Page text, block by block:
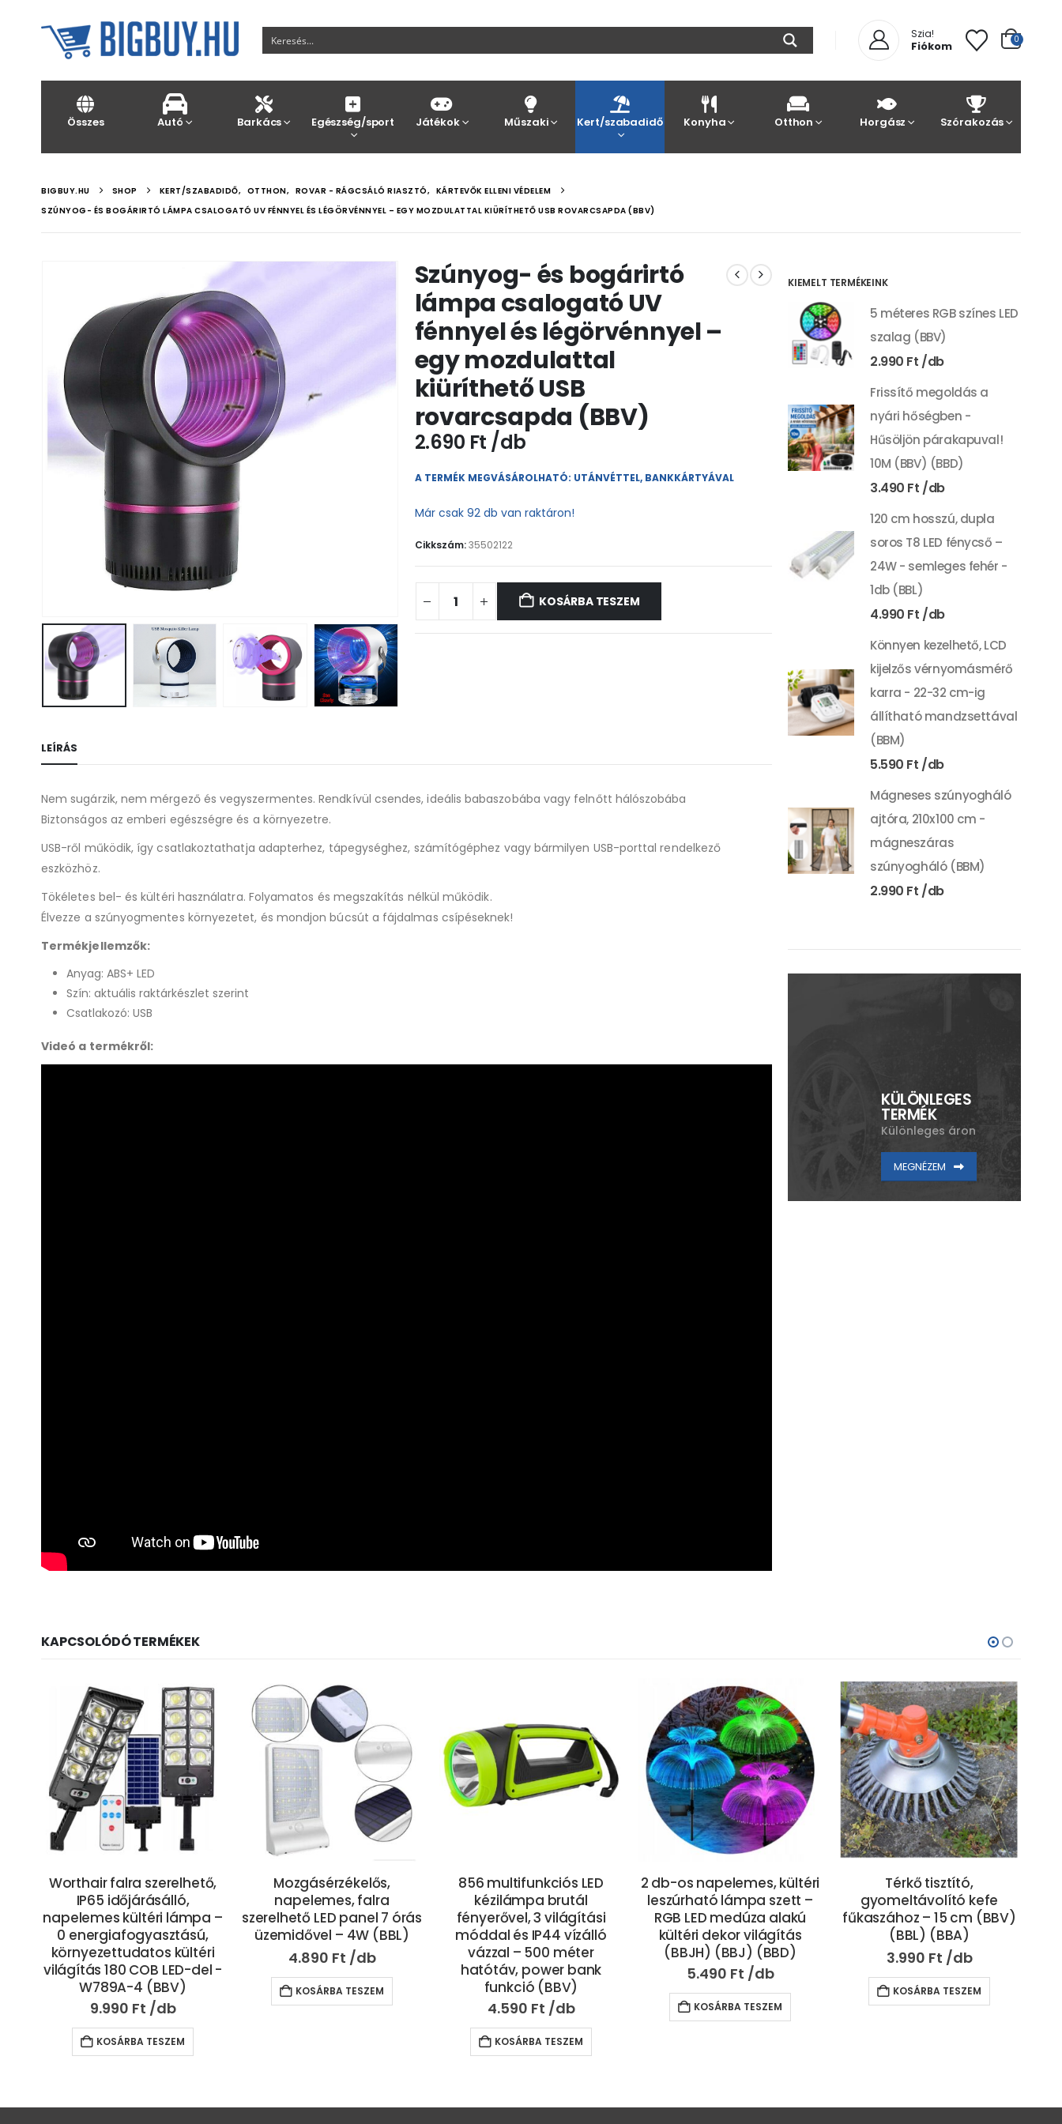
Szia!
Fiókom 0
Összes Autó Barkács Egészség/sport Játékok Műszaki Kert/szabadidő Konyha Otthon Horgász Szórakozás
BIGBUY.HU SHOP KERT/SZABADIDŐ, OTTHON, ROVAR - RÁGCSÁLÓ RIASZTÓ, KÁRTEVŐK ELLENI VÉDELEM
SZÚNYOG- ÉS BOGÁRIRTÓ LÁMPA CSALOGATÓ UV FÉNNYEL ÉS LÉGÖRVÉNNYEL – EGY MOZDULATTAL KIÜRÍTHETŐ USB ROVARCSAPDA (BBV)
Szúnyog- és bogárirtó
lámpa csalogató UV
fénnyel és légörvénnyel –
egy mozdulattal
kiüríthető USB
rovarcsapda (BBV)
2.690 Ft
A TERMÉK MEGVÁSÁROLHATÓ: UTÁNVÉTTEL, BANKKÁRTYÁVAL
Már csak 92 db van raktáron!
Cikkszám:35502122
KOSÁRBA TESZEM
LEÍRÁS
Nem sugárzik, nem mérgező és vegyszermentes. Rendkívül csendes, ideális babaszobába vagy felnőtt hálószobába
Biztonságos az emberi egészségre és a környezetre.
USB-ről működik, így csatlakoztathatja adapterhez, tápegységhez, számítógéphez vagy bármilyen USB-porttal rendelkező
eszközhöz.
Tökéletes bel- és kültéri használatra. Folyamatos és megszakítás nélkül működik.
Élvezze a szúnyogmentes környezetet, és mondjon búcsút a fájdalmas csípéseknek!
Termékjellemzők:
Anyag: ABS+ LED
Szín: aktuális raktárkészlet szerint
Csatlakozó: USB
Videó a termékről:
KIEMELT TERMÉKEINK
5 méteres RGB színes LED
szalag (BBV)
2.990 Ft
Frissítő megoldás a
nyári hőségben -
Hűsöljön párakapuval!
10M (BBV) (BBD)
3.490 Ft
120 cm hosszú, dupla
soros T8 LED fénycső –
24W - semleges fehér -
1db (BBL)
4.990 Ft
Könnyen kezelhető, LCD
kijelzős vérnyomásmérő
karra - 22-32 cm-ig
állítható mandzsettával
(BBM)
5.590 Ft
Mágneses szúnyogháló
ajtóra, 210x100 cm -
mágneszáras
szúnyogháló (BBM)
2.990 Ft
KÜLÖNLEGES
TERMÉK
Különleges áron
MEGNÉZEM
KAPCSOLÓDÓ TERMÉKEK
Worthair falra szerelhető,
IP65 időjárásálló,
napelemes kültéri lámpa –
0 energiafogyasztású,
környezettudatos kültéri
világítás 180 COB LED-del -
W789A-4 (BBV)
9.990 Ft
KOSÁRBA TESZEM
Mozgásérzékelős,
napelemes, falra
szerelhető LED panel 7 órás
üzemidővel – 4W (BBL)
4.890 Ft
KOSÁRBA TESZEM
856 multifunkciós LED
kézilámpa brutál
fényerővel, 3 világítási
móddal és IP44 vízálló
vázzal – 500 méter
hatótáv, power bank
funkció (BBV)
4.590 Ft
KOSÁRBA TESZEM
2 db-os napelemes, kültéri
leszúrható lámpa szett –
RGB LED medúza alakú
kültéri dekor világítás
(BBJH) (BBJ) (BBD)
5.490 Ft
KOSÁRBA TESZEM
Térkő tisztító,
gyomeltávolító kefe
fűkaszához – 15 cm (BBV)
(BBL) (BBA)
3.990 Ft
KOSÁRBA TESZEM